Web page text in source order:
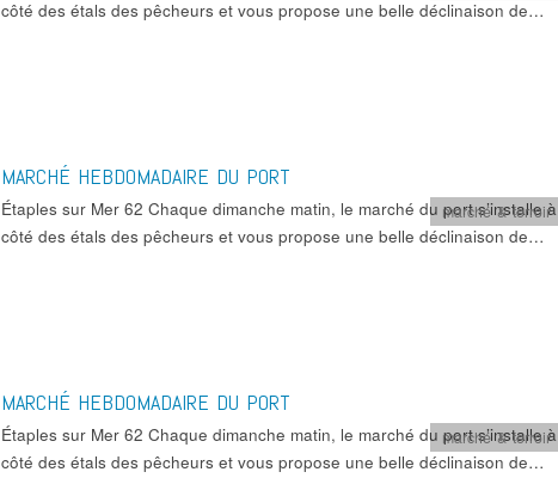
côté des étals des pêcheurs et vous propose une belle déclinaison de…
MARCHÉ HEBDOMADAIRE DU PORT
marché & terroir
Étaples sur Mer 62 Chaque dimanche matin, le marché du port s’installe à
côté des étals des pêcheurs et vous propose une belle déclinaison de…
MARCHÉ HEBDOMADAIRE DU PORT
marché & terroir
Étaples sur Mer 62 Chaque dimanche matin, le marché du port s’installe à
côté des étals des pêcheurs et vous propose une belle déclinaison de…